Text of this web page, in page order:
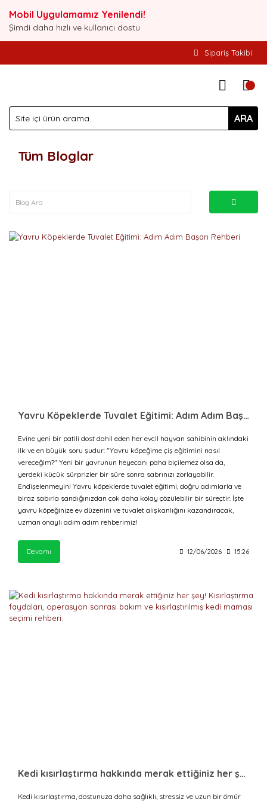
Mobil Uygulamamız Yenilendi!
Şimdi daha hızlı ve kullanıcı dostu
Sipariş Takibi
ARA
Tüm Bloglar
Yavru Köpeklerde Tuvalet Eğitimi: Adım Adım Başarı Rehberi
Evine yeni bir patili dost dahil eden her evcil hayvan sahibinin aklındaki
ilk ve en büyük soru şudur: "Yavru köpeğime çiş eğitimini nasıl
vereceğim?" Yeni bir yavrunun heyecanı paha biçilemez olsa da,
yerdeki küçük sürprizler bir süre sonra sabrınızı zorlayabilir.
Endişelenmeyin! Yavru köpeklerde tuvalet eğitimi, doğru adımlarla ve
biraz sabırla sandığınızdan çok daha kolay çözülebilir bir süreçtir. İşte
yavru köpeğinize ev düzenini ve tuvalet alışkanlığını kazandıracak,
uzman onaylı adım adım rehberimiz!
Devamı 12/06/2026 15:26
Kedi kısırlaştırma hakkında merak ettiğiniz her şey! Kısırlaştırma faydaları, operasyon sonrası bakım ve kısırlaştırılmış kedi maması seçimi rehberi.
Kedi kısırlaştırma, dostunuza daha sağlıklı, stressiz ve uzun bir ömür